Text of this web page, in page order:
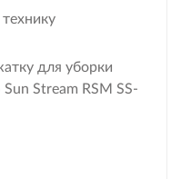
технику
для уборки
Stream RSM SS-